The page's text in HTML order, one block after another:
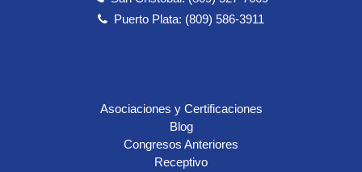
Puerto Plata: (809) 586-3911
Asociaciones y Certificaciones
Blog
Congresos Anteriores
Receptivo